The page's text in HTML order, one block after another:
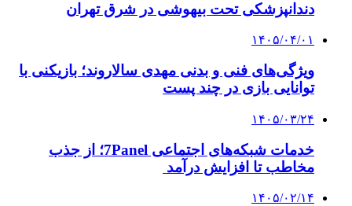
دندانپزشکی تحت بیهوشی در شرق تهران
۱۴۰۵/۰۴/۰۱
ویژگی‌های فنی و بدنی مهدی سالاروند؛ بازیکنی با
توانایی بازی در چند پست
۱۴۰۵/۰۳/۲۴
خدمات شبکه‌های اجتماعی 7Panel؛ از جذب
مخاطب تا افزایش درآمد
۱۴۰۵/۰۲/۱۴